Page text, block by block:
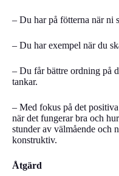
– Du har på fötterna när ni
– Du har exempel när du
– Du får bättre ordning på
tankar.
– Med fokus på det
när det fungerar bra och
stunder av välmående och
konstruktiv.
Åtgärd